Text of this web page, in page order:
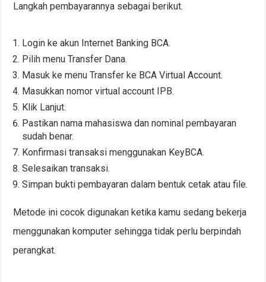
Langkah pembayarannya sebagai berikut.
Login ke akun Internet Banking BCA.
Pilih menu Transfer Dana.
Masuk ke menu Transfer ke BCA Virtual Account.
Masukkan nomor virtual account IPB.
Klik Lanjut.
Pastikan nama mahasiswa dan nominal pembayaran
sudah benar.
Konfirmasi transaksi menggunakan KeyBCA.
Selesaikan transaksi.
Simpan bukti pembayaran dalam bentuk cetak atau file.
Metode ini cocok digunakan ketika kamu sedang bekerja
menggunakan komputer sehingga tidak perlu berpindah
perangkat.